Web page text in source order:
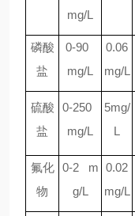
mg/L
磷酸
盐
0-90
mg/L
0.06
mg/L
硫酸
盐
0-250
mg/L
5mg/
L
氟化
物
0-2 m
g/L
0.02
mg/L